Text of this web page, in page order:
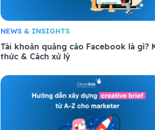
NEWS & INSIGHTS
Tài khoản quảng cáo Facebook là gì?
thức & Cách xử lý